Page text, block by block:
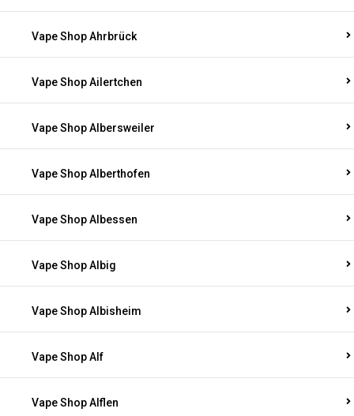
Vape Shop Ahrbrück
Vape Shop Ailertchen
Vape Shop Albersweiler
Vape Shop Alberthofen
Vape Shop Albessen
Vape Shop Albig
Vape Shop Albisheim
Vape Shop Alf
Vape Shop Alflen